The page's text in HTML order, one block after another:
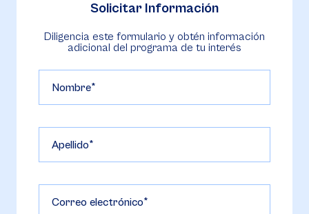
Solicitar Información
Diligencia este formulario y obtén información
adicional del programa de tu interés
Nombre
Apellido
Correo electrónico